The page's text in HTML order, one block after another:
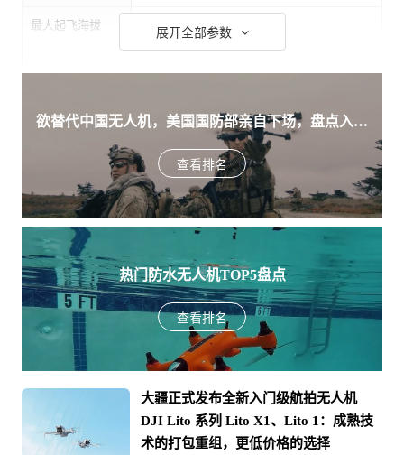
最大起飞海拔 6000米
无
第三者责任险 无
展开全部参数
*以上参数仅供参考，请以当地实际销售产品为准；如您发现资料
有误，请联系我们更正
纠错
欲替代中国无人机，美国国防部亲自下场，盘点入围
美军SRR项目的五款无人机
查看排名
热门防水无人机TOP5盘点
查看排名
大疆正式发布全新入门级航拍无人机
DJI Lito 系列 Lito X1、Lito 1：成熟技
术的打包重组，更低价格的选择